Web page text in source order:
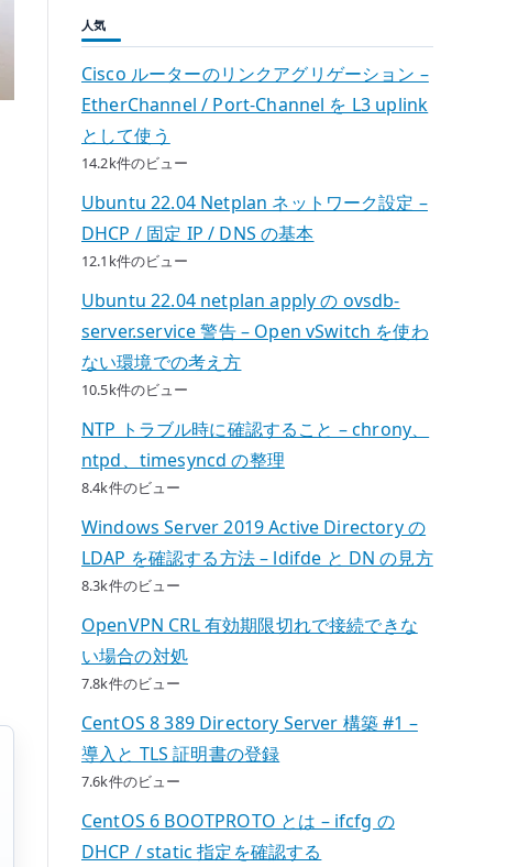
人気
Cisco ルーターのリンクアグリゲーション –
EtherChannel / Port-Channel を L3 uplink
として使う
14.2k件のビュー
Ubuntu 22.04 Netplan ネットワーク設定 –
DHCP / 固定 IP / DNS の基本
12.1k件のビュー
Ubuntu 22.04 netplan apply の ovsdb-
server.service 警告 – Open vSwitch を使わ
ない環境での考え方
10.5k件のビュー
NTP トラブル時に確認すること – chrony、
ntpd、timesyncd の整理
8.4k件のビュー
Windows Server 2019 Active Directory の
LDAP を確認する方法 – ldifde と DN の見方
8.3k件のビュー
OpenVPN CRL 有効期限切れで接続できな
い場合の対処
7.8k件のビュー
CentOS 8 389 Directory Server 構築 #1 –
導入と TLS 証明書の登録
7.6k件のビュー
CentOS 6 BOOTPROTO とは – ifcfg の
DHCP / static 指定を確認する